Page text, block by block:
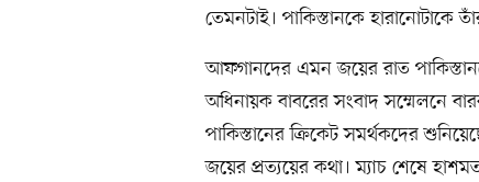
তেমনটাই। পাকিস্তানকে হারানোটাকে
আফগানদের এমন জয়ের রাত
অধিনায়ক বাবরের সংবাদ সম্মেলনে
পাকিস্তানের ক্রিকেট সমর্থকদের
জয়ের প্রত্যয়ের কথা। ম্যাচ শেষে